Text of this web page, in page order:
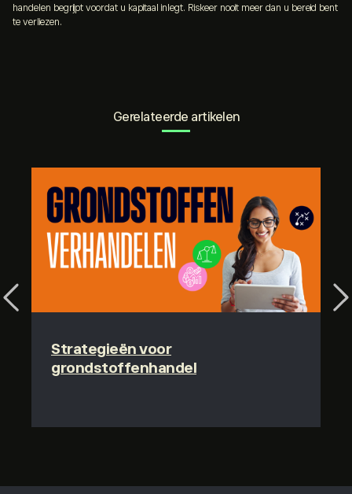
handelen begrijpt voordat u kapitaal inlegt. Riskeer nooit meer dan u bereid bent
te verliezen.
Gerelateerde artikelen
Previous
Strategieën voor
grondstoffenhandel